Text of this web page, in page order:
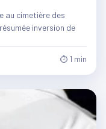
au cimetière des
inversion de
⏱ 1 min